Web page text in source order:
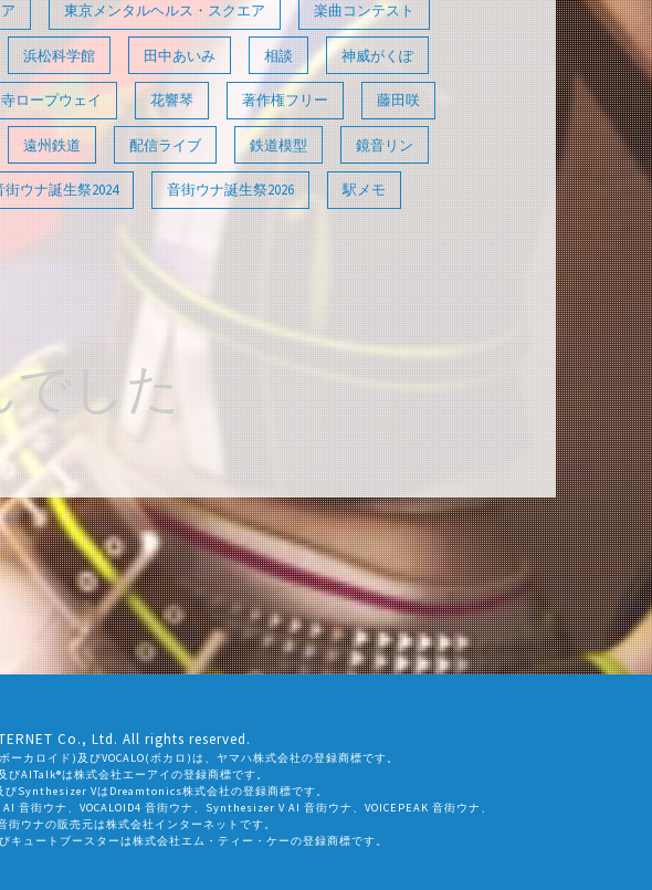
東京メンタルヘルス・スクエア 楽曲コンテスト
浜松科学館 田中あいみ 相談 神威がくぽ
ロープウェイ 花響琴 著作権フリー 藤田咲
遠州鉄道 配信ライブ 鉄道模型 鏡音リン
街ウナ誕生祭2024 音街ウナ誕生祭2026 駅メモ
でした
Co., Ltd. All rights reserved.
ーカロイド)及びVOCALO(ボカロ)は、ヤマハ株式会社の登録商標です。
びAITalk®は株式会社エーアイの登録商標です。
びSynthesizer VはDreamtonics株式会社の登録商標です。
AI 音街ウナ、VOCALOID4 音街ウナ、Synthesizer V AI 音街ウナ、VOICEPEAK 音街ウナ、
街ウナの販売元は株式会社インターネットです。
キュートブースターは株式会社エム・ティー・ケーの登録商標です。